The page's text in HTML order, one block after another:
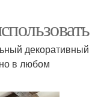
декоративный
в любом